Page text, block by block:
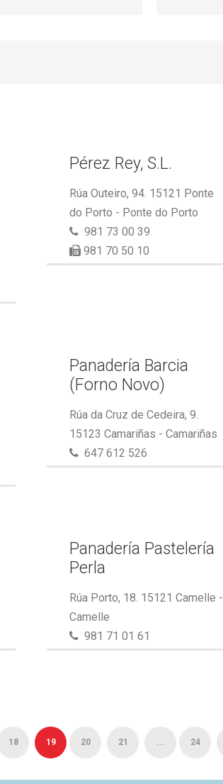
Pérez Rey, S.L.
Rúa Outeiro, 94. 15121 Ponte
do Porto - Ponte do Porto
981 73 00 39
981 70 50 10
Panadería Barcia
(Forno Novo)
Rúa da Cruz de Cedeira, 9.
15123 Camariñas - Camariñas
647 612 526
Panadería Pastelería
Perla
Rúa Porto, 18. 15121 Camelle -
Camelle
981 71 01 61
18 19 20 21 ... 24